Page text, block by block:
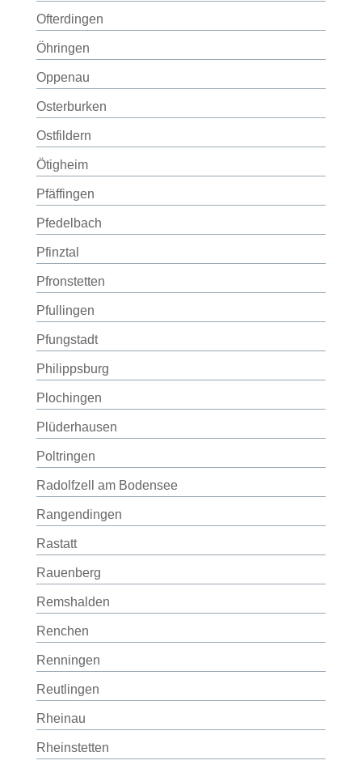
Ofterdingen
Öhringen
Oppenau
Osterburken
Ostfildern
Ötigheim
Pfäffingen
Pfedelbach
Pfinztal
Pfronstetten
Pfullingen
Pfungstadt
Philippsburg
Plochingen
Plüderhausen
Poltringen
Radolfzell am Bodensee
Rangendingen
Rastatt
Rauenberg
Remshalden
Renchen
Renningen
Reutlingen
Rheinau
Rheinstetten